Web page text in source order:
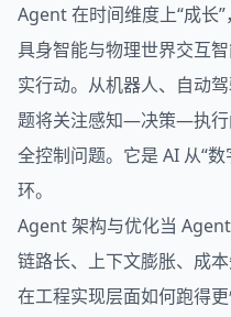
Agent 在时间维度上“成长”
具身智能与物理世界交互
实行动。从机器人、自动
题将关注感知—决策—执行
全控制问题。它是 AI 从“
环。
Agent 架构与优化当
链路长、上下文膨胀、成
在工程实现层面如何跑得